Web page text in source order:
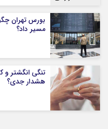
بورس تهران
مسیر داد؟
تنگی انگشتر و
هشدار جدی؟